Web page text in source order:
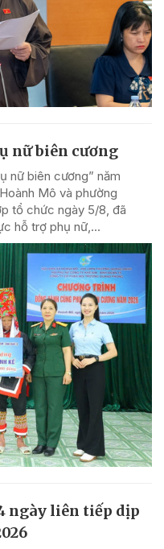
nữ biên cương
nữ biên cương” năm
Mô và phường
tổ chức ngày 5/8, đã
hỗ trợ phụ nữ,...
ngày liên tiếp dịp